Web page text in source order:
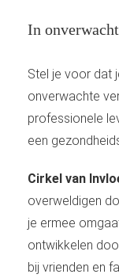
In
Stel je voor dat
onverwachte
professionele
een
Cirkel van
overweldigen
je ermee
ontwikkelen
bij vrienden en